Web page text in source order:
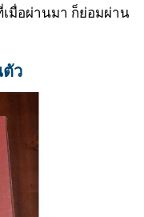
เมื่อผ่านมา ก็ย่อมผ่าน
ตัว